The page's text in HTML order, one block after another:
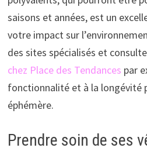
saisons et années, est un
votre impact sur
des sites spécialisés et
chez Place des Tendances par
fonctionnalité et à la longévité
éphémère.
Prendre soin de ses